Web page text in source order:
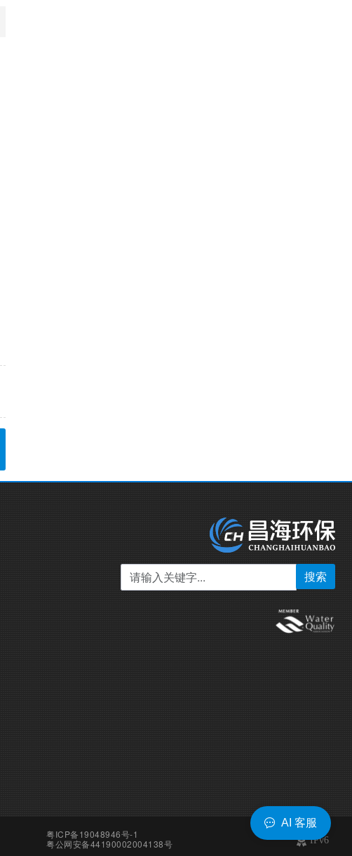
搜索
粤ICP备19048946号-1
粤公网安备44190002004138号
AI 客服